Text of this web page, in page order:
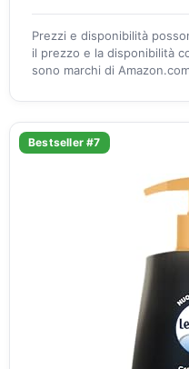
Prezzi e disponibilità
il prezzo e la disponibilità
sono marchi di
Bestseller #7